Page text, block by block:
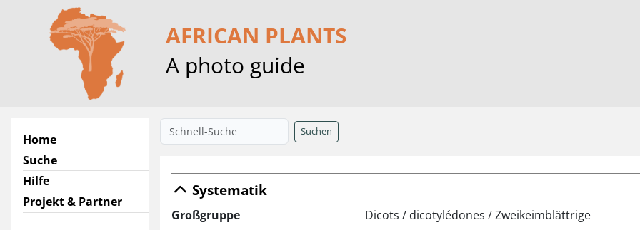
AFRICAN PLANTS
A photo guide
Home
Suche
Hilfe
Projekt & Partner
Suchen
Systematik
Großgruppe
Dicots / dicotylédones / Zweikeimblättrige